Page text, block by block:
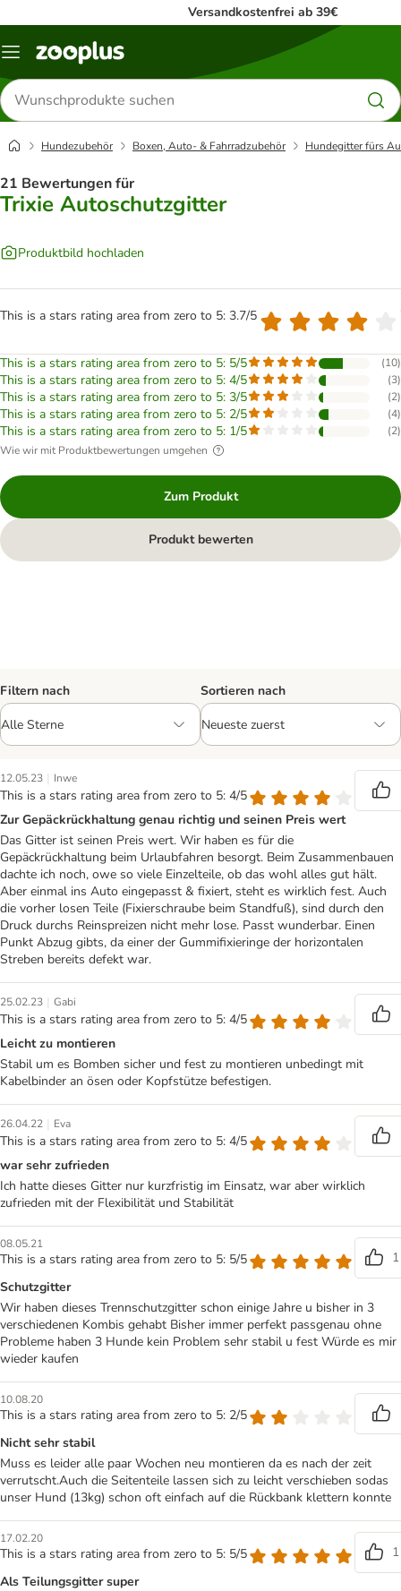
Versandkostenfrei ab 39€
Menü
Produkte
suchen
Hundezubehör Boxen, Auto- & Fahrradzubehör Hundegitter fürs
21 Bewertungen für
Trixie Autoschutzgitter
Produktbild hochladen
This is a stars rating area from zero to 5: 3.7/5
This is a stars rating area from zero to 5: 5/5 (10)
This is a stars rating area from zero to 5: 4/5 (3)
This is a stars rating area from zero to 5: 3/5 (2)
This is a stars rating area from zero to 5: 2/5 (4)
This is a stars rating area from zero to 5: 1/5 (2)
Wie wir mit Produktbewertungen umgehen
Zum Produkt
Produkt bewerten
Filtern nach Sortieren nach
12.05.23 | Inwe
This is a stars rating area from zero to 5: 4/5
Zur Gepäckrückhaltung genau richtig und seinen Preis wert
Das Gitter ist seinen Preis wert. Wir haben es für die
Gepäckrückhaltung beim Urlaubfahren besorgt. Beim Zusammenbauen
dachte ich noch, owe so viele Einzelteile, ob das wohl alles gut hält.
Aber einmal ins Auto eingepasst & fixiert, steht es wirklich fest. Auch
die vorher losen Teile (Fixierschraube beim Standfuß), sind durch den
Druck durchs Reinspreizen nicht mehr lose. Passt wunderbar. Einen
Punkt Abzug gibts, da einer der Gummifixieringe der horizontalen
Streben bereits defekt war.
25.02.23 | Gabi
This is a stars rating area from zero to 5: 4/5
Leicht zu montieren
Stabil um es Bomben sicher und fest zu montieren unbedingt mit
Kabelbinder an ösen oder Kopfstütze befestigen.
26.04.22 | Eva
This is a stars rating area from zero to 5: 4/5
war sehr zufrieden
Ich hatte dieses Gitter nur kurzfristig im Einsatz, war aber wirklich
zufrieden mit der Flexibilität und Stabilität
08.05.21
This is a stars rating area from zero to 5: 5/5
1
Schutzgitter
Wir haben dieses Trennschutzgitter schon einige Jahre u bisher in 3
verschiedenen Kombis gehabt Bisher immer perfekt passgenau ohne
Probleme haben 3 Hunde kein Problem sehr stabil u fest Würde es mir
wieder kaufen
10.08.20
This is a stars rating area from zero to 5: 2/5
Nicht sehr stabil
Muss es leider alle paar Wochen neu montieren da es nach der zeit
verrutscht.Auch die Seitenteile lassen sich zu leicht verschieben sodas
unser Hund (13kg) schon oft einfach auf die Rückbank klettern konnte
17.02.20
This is a stars rating area from zero to 5: 5/5
1
Als Teilungsgitter super